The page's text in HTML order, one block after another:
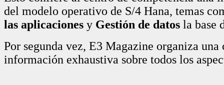
del modelo operativo de S/4 Hana, temas
las aplicaciones y Gestión de datos la base
Por segunda vez, E3 Magazine organiza
información exhaustiva sobre todos los